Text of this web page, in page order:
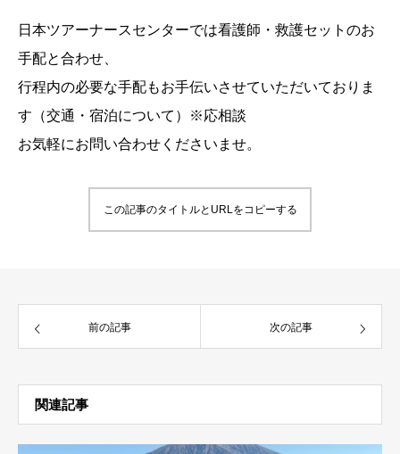
日本ツアーナースセンターでは看護師・救護セットのお
手配と合わせ、
行程内の必要な手配もお手伝いさせていただいておりま
す（交通・宿泊について）※応相談
お気軽にお問い合わせくださいませ。
この記事のタイトルとURLをコピーする
前の記事 次の記事
関連記事